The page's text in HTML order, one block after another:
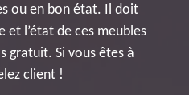
ou en bon état. Il doit
et l’état de ces meubles
gratuit. Si vous êtes à
client !